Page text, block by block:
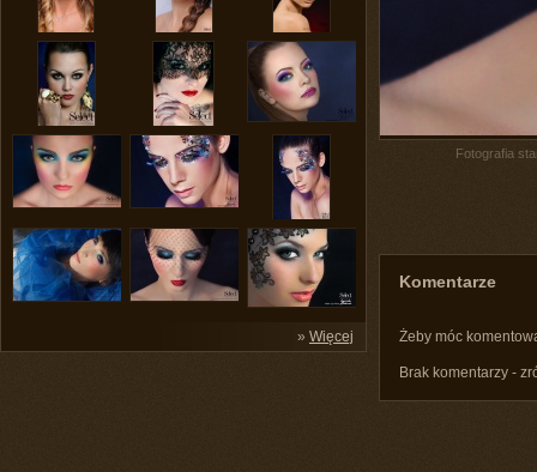
» Więcej
Fotografia
Komentarze
Żeby móc
Brak komentarzy -